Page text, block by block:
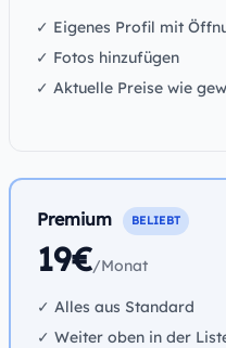
✓ Eigenes Profil mit
✓ Fotos hinzufügen
✓ Aktuelle Preise wie
Premium BELIEBT
19€/Monat
✓ Alles aus Standard
✓ Weiter oben in der